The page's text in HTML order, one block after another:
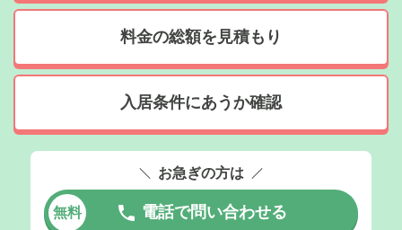
料金の総額を見積もり
入居条件にあうか確認
お急ぎの方は
無料 電話で問い合わせる